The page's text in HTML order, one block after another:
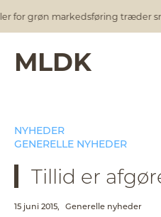
for grøn markedsføring træder
MLDK
NYHEDER
GENERELLE NYHEDER
Tillid er
15 juni 2015, Generelle nyheder